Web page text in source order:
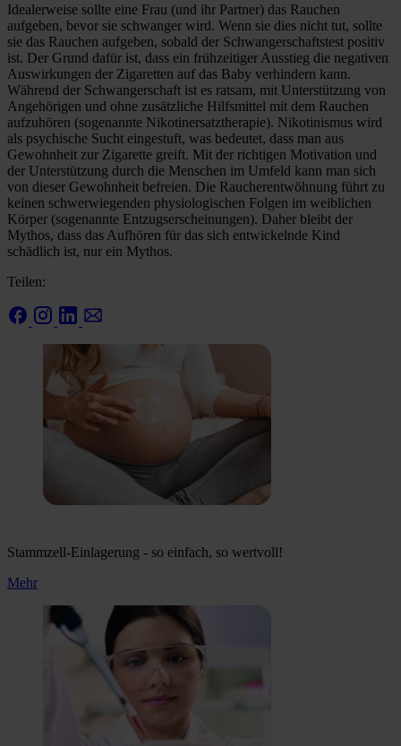
Idealerweise sollte eine Frau (und ihr Partner) das Rauchen
aufgeben, bevor sie schwanger wird. Wenn sie dies nicht tut, sollte
sie das Rauchen aufgeben, sobald der Schwangerschaftstest positiv
ist. Der Grund dafür ist, dass ein frühzeitiger Ausstieg die negativen
Auswirkungen der Zigaretten auf das Baby verhindern kann.
Während der Schwangerschaft ist es ratsam, mit Unterstützung von
Angehörigen und ohne zusätzliche Hilfsmittel mit dem Rauchen
aufzuhören (sogenannte Nikotinersatztherapie). Nikotinismus wird
als psychische Sucht eingestuft, was bedeutet, dass man aus
Gewohnheit zur Zigarette greift. Mit der richtigen Motivation und
der Unterstützung durch die Menschen im Umfeld kann man sich
von dieser Gewohnheit befreien. Die Raucherentwöhnung führt zu
keinen schwerwiegenden physiologischen Folgen im weiblichen
Körper (sogenannte Entzugserscheinungen). Daher bleibt der
Mythos, dass das Aufhören für das sich entwickelnde Kind
schädlich ist, nur ein Mythos.
Teilen:
Stammzell-Einlagerung - so einfach, so wertvoll!
Mehr